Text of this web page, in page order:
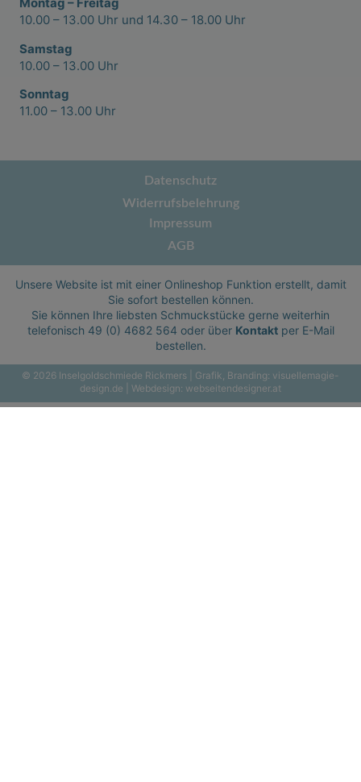
10.00 – 13.00 Uhr und 14.30 – 18.00 Uhr
Samstag
10.00 – 13.00 Uhr
Sonntag
11.00 – 13.00 Uhr
Datenschutz
Widerrufsbelehrung
Impressum
AGB
Unsere Website ist mit einer Onlineshop Funktion erstellt, damit
Sie sofort bestellen können.
Sie können Ihre liebsten Schmuckstücke gerne weiterhin
telefonisch 49 (0) 4682 564 oder über Kontaktper E-Mail
bestellen.
© 2026 Inselgoldschmiede Rickmers | Grafik, Branding: visuellemagie-
design.de | Webdesign: webseitendesigner.at